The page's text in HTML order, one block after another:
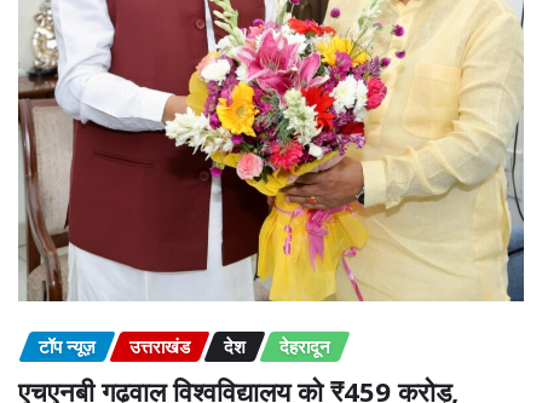
टॉप न्यूज़ उत्तराखंड देश देहरादून
एचएनबी गढ़वाल विश्वविद्यालय को ₹459 करोड़,